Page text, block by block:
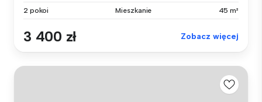
2 pokoi Mieszkanie 45 m²
3 400 zł Zobacz więcej